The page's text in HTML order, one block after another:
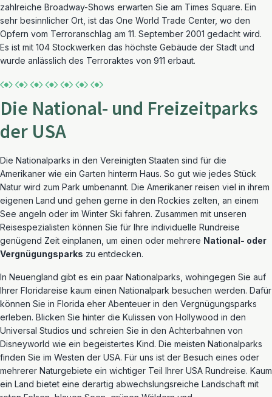
zahlreiche Broadway-Shows erwarten Sie am Times Square. Ein
sehr besinnlicher Ort, ist das One World Trade Center, wo den
Opfern vom Terroranschlag am 11. September 2001 gedacht wird.
Es ist mit 104 Stockwerken das höchste Gebäude der Stadt und
wurde anlässlich des Terroraktes von 911 erbaut.
Die National- und Freizeitparks
der USA
Die Nationalparks in den Vereinigten Staaten sind für die
Amerikaner wie ein Garten hinterm Haus. So gut wie jedes Stück
Natur wird zum Park umbenannt. Die Amerikaner reisen viel in ihrem
eigenen Land und gehen gerne in den Rockies zelten, an einem
See angeln oder im Winter Ski fahren. Zusammen mit unseren
Reisespezialisten können Sie für Ihre individuelle Rundreise
genügend Zeit einplanen, um einen oder mehrere National- oder
Vergnügungsparks zu entdecken.
In Neuengland gibt es ein paar Nationalparks, wohingegen Sie auf
Ihrer Floridareise kaum einen Nationalpark besuchen werden. Dafür
können Sie in Florida eher Abenteuer in den Vergnügungsparks
erleben. Blicken Sie hinter die Kulissen von Hollywood in den
Universal Studios und schreien Sie in den Achterbahnen von
Disneyworld wie ein begeistertes Kind. Die meisten Nationalparks
finden Sie im Westen der USA. Für uns ist der Besuch eines oder
mehrerer Naturgebiete ein wichtiger Teil Ihrer USA Rundreise. Kaum
ein Land bietet eine derartig abwechslungsreiche Landschaft mit